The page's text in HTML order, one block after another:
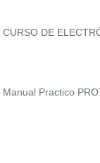
CURSO DE
Manual Practico